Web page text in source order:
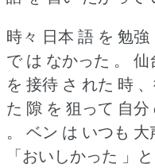
時々 日本 語 を 勉
で は なかった 。
仙
を 接待 さ れた 時
た 隙 を 狙って 自
。
ベン は いつも 大
「おいしかった 」